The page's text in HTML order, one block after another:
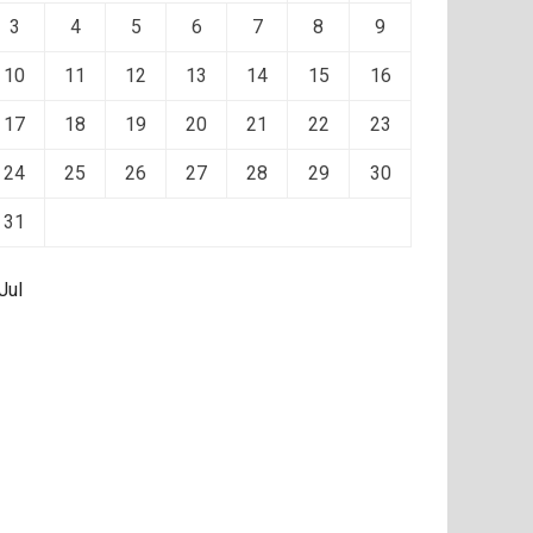
3 4 5 6 7 8 9
10 11 12 13 14 15 16
17 18 19 20 21 22 23
24 25 26 27 28 29 30
31